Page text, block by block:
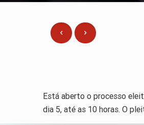
Está aberto o processo
dia 5, até as 10 horas. O